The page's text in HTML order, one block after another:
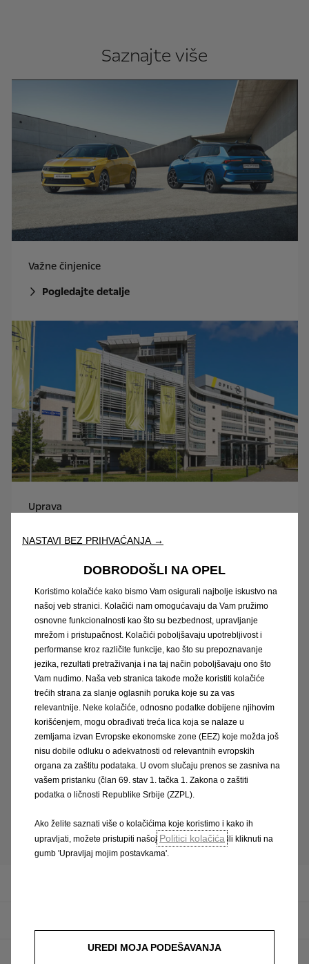
Saznajte više
Važne činjenice
Pogledajte detalje
Uprava
Pogledajte detalje
Lokacije
Pogledajte detalje
O Opelu
NASTAVI BEZ PRIHVAĆANJA →
DOBRODOŠLI NA OPEL
Koristimo kolačiće kako bismo Vam osigurali najbolje iskustvo na
našoj veb stranici. Kolačići nam omogućavaju da Vam pružimo
osnovne funkcionalnosti kao što su bezbednost, upravljanje
mrežom i pristupačnost. Kolačići poboljšavaju upotrebljivost i
performanse kroz različite funkcije, kao što su prepoznavanje
jezika, rezultati pretraživanja i na taj način poboljšavaju ono što
Vam nudimo. Naša veb stranica takođe može koristiti kolačiće
trećih strana za slanje oglasnih poruka koje su za vas
relevantnije. Neke kolačiće, odnosno podatke dobijene njihovim
korišćenjem, mogu obrađivati treća lica koja se nalaze u
zemljama izvan Evropske ekonomske zone (EEZ) koje možda još
nisu dobile odluku o adekvatnosti od relevantnih evropskih
organa za zaštitu podataka. U ovom slučaju prenos se zasniva na
vašem pristanku (član 69. stav 1. tačka 1. Zakona o zaštiti
podatka o ličnosti Republike Srbije (ZZPL).
Ako želite saznati više o kolačićima koje koristimo i kako ih
upravljati, možete pristupiti našoj Politici kolačića ili kliknuti na
gumb 'Upravljaj mojim postavkama'.
UREDI MOJA PODEŠAVANJA